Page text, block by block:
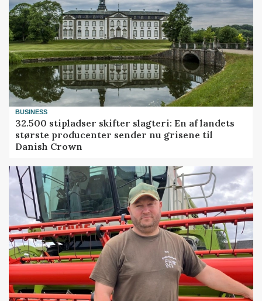
BUSINESS
32.500 stipladser skifter slagteri: En af landets
største producenter sender nu grisene til
Danish Crown